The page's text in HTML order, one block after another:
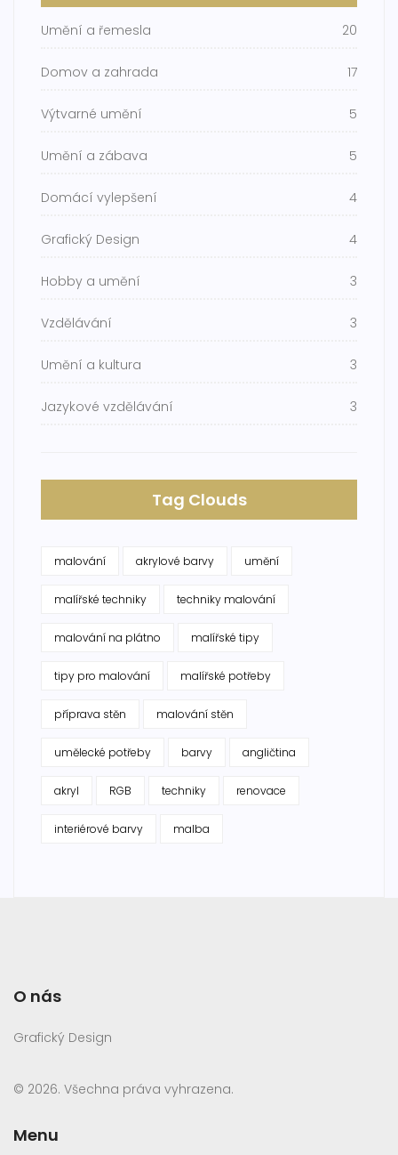
Umění a řemesla 20
Domov a zahrada 17
Výtvarné umění 5
Umění a zábava 5
Domácí vylepšení 4
Grafický Design 4
Hobby a umění 3
Vzdělávání 3
Umění a kultura 3
Jazykové vzdělávání 3
Tag Clouds
malování akrylové barvy umění
malířské techniky techniky malování
malování na plátno malířské tipy
tipy pro malování malířské potřeby
příprava stěn malování stěn
umělecké potřeby barvy angličtina
akryl RGB techniky renovace
interiérové barvy malba
O nás
Grafický Design
© 2026. Všechna práva vyhrazena.
Menu